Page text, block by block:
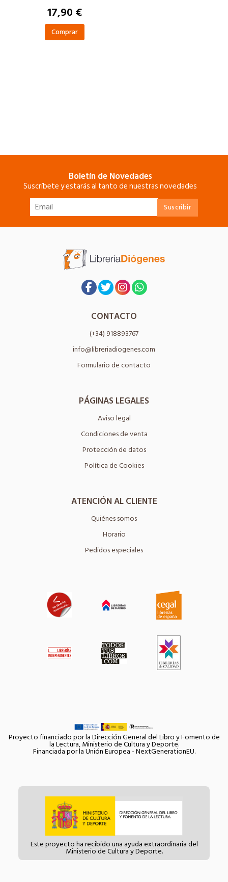
17,90 €
Comprar
Boletín de Novedades
Suscríbete y estarás al tanto de nuestras novedades
CONTACTO
(+34) 918893767
info@libreriadiogenes.com
Formulario de contacto
PÁGINAS LEGALES
Aviso legal
Condiciones de venta
Protección de datos
Política de Cookies
ATENCIÓN AL CLIENTE
Quiénes somos
Horario
Pedidos especiales
Proyecto financiado por la Dirección General del Libro y Fomento de
la Lectura, Ministerio de Cultura y Deporte.
Financiada por la Unión Europea - NextGenerationEU.
Este proyecto ha recibido una ayuda extraordinaria del
Ministerio de Cultura y Deporte.